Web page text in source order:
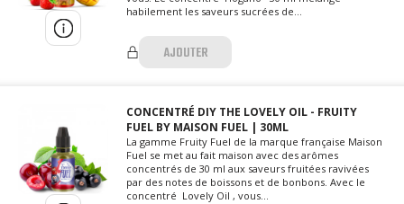
habilement les saveurs sucrées de...
AJOUTER
CONCENTRÉ DIY THE LOVELY OIL - FRUITY
FUEL BY MAISON FUEL | 30ML
La gamme Fruity Fuel de la marque française Maison
Fuel se met au fait maison avec des arômes
concentrés de 30 ml aux saveurs fruitées ravivées
par des notes de boissons et de bonbons. Avec le
concentré Lovely Oil , vous...